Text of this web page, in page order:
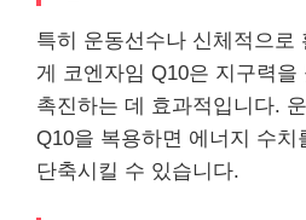
특히 운동선수나 신체적으로
게 코엔자임 Q10은 지구력을
촉진하는 데 효과적입니다.
Q10을 복용하면 에너지 수
단축시킬 수 있습니다.